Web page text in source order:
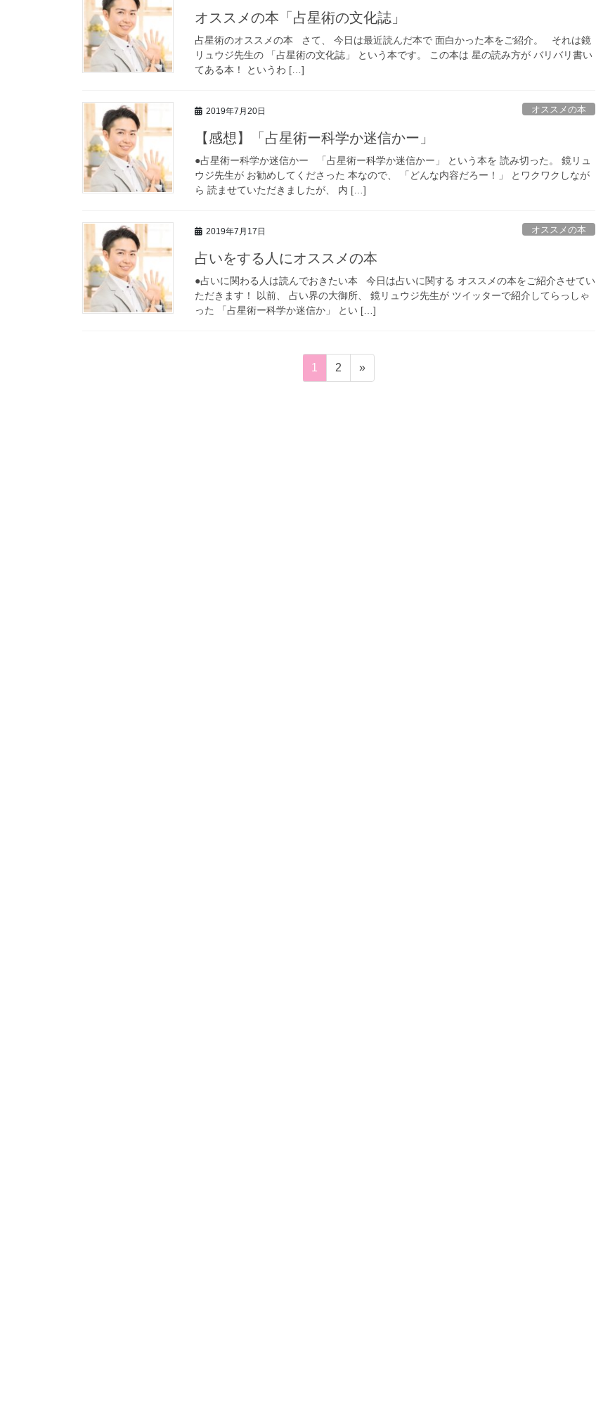
オススメの本「占星術の文化誌」
占星術のオススメの本 さて、 今日は最近読んだ本で 面白かった本をご紹介。 それは鏡
リュウジ先生の 「占星術の文化誌」 という本です。 この本は 星の読み方が バリバリ書い
てある本！ というわ […]
2019年7月20日 オススメの本
【感想】「占星術ー科学か迷信かー」
●占星術ー科学か迷信かー 「占星術ー科学か迷信かー」 という本を 読み切った。 鏡リュ
ウジ先生が お勧めしてくださった 本なので、 「どんな内容だろー！」 とワクワクしなが
ら 読ませていただきましたが、 内 […]
2019年7月17日 オススメの本
占いをする人にオススメの本
●占いに関わる人は読んでおきたい本 今日は占いに関する オススメの本をご紹介させてい
ただきます！ 以前、 占い界の大御所、 鏡リュウジ先生が ツイッターで紹介してらっしゃ
った 「占星術ー科学か迷信か」 とい […]
固
定
1
固
定
2 »